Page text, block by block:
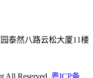
泰然八路云松大厦11楼
All Reserved. 粤ICP备